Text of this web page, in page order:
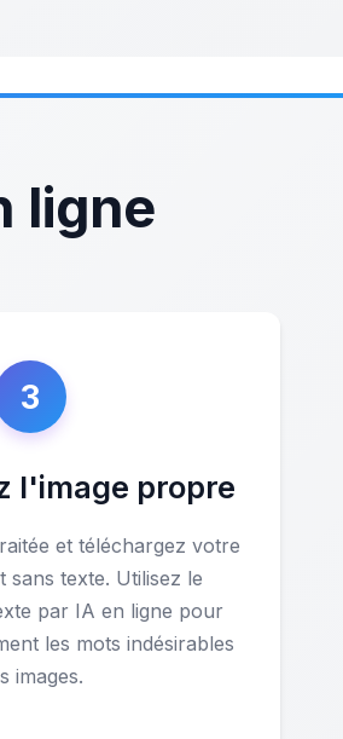
ligne
3
l'image propre
et téléchargez votre
texte. Utilisez le
par IA en ligne pour
les mots indésirables
images.